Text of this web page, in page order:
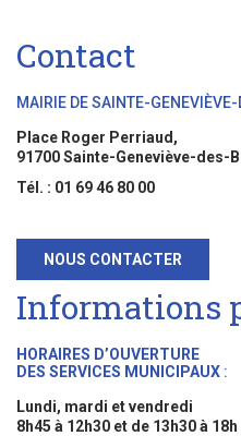
Contact
MAIRIE DE SAINTE-
Place Roger Perriaud,
91700 Sainte-Geneviève-des-
Tél. : 01 69 46 80 00
NOUS CONTACTER
Informations
HORAIRES D’OUVERTURE
DES SERVICES MUNICIPAUX :
Lundi, mardi et vendredi
8h45 à 12h30 et de 13h30 à 18h